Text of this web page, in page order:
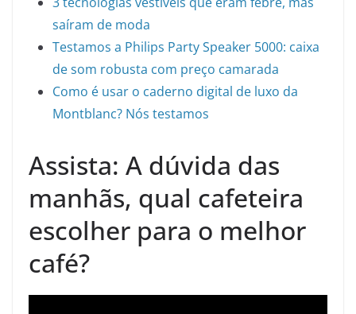
saíram de moda
Testamos a Philips Party Speaker 5000: caixa
de som robusta com preço camarada
Como é usar o caderno digital de luxo da
Montblanc? Nós testamos
Assista: A dúvida das
manhãs, qual cafeteira
escolher para o melhor
café?